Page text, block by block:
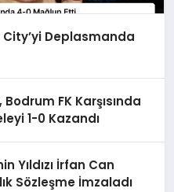
Deplasmanda
FK Karşısında
1-0 Kazandı
Yıldızı İrfan Can
Sözleşme İmzaladı